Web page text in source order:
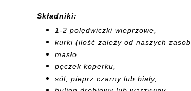
Składniki:
1-2 polędwiczki wieprzowe,
kurki (ilość zależy od naszych
masło,
pęczek koperku,
sól, pieprz czarny lub biały,